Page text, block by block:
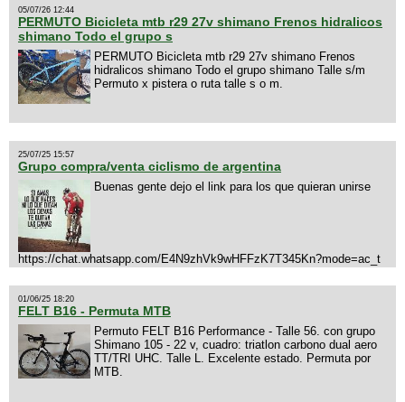
05/07/26 12:44
PERMUTO Bicicleta mtb r29 27v shimano Frenos hidralicos
shimano Todo el grupo s
PERMUTO Bicicleta mtb r29 27v shimano Frenos
hidralicos shimano Todo el grupo shimano Talle s/m
Permuto x pistera o ruta talle s o m.
25/07/25 15:57
Grupo compra/venta ciclismo de argentina
Buenas gente dejo el link para los que quieran unirse
https://chat.whatsapp.com/E4N9zhVk9wHFFzK7T345Kn?mode=ac_t
01/06/25 18:20
FELT B16 - Permuta MTB
Permuto FELT B16 Performance - Talle 56. con grupo
Shimano 105 - 22 v, cuadro: triatlon carbono dual aero
TT/TRI UHC. Talle L. Excelente estado. Permuta por
MTB.